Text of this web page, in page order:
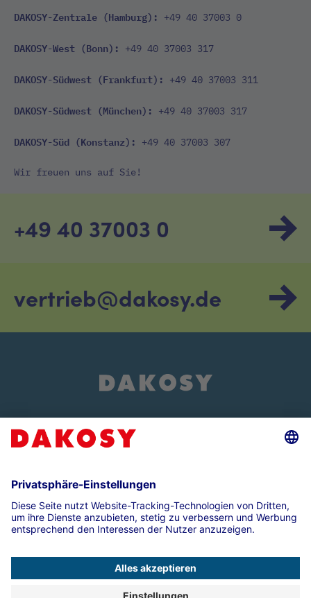
DAKOSY-Zentrale (Hamburg): +49 40 37003 0
DAKOSY-West (Bonn): +49 40 37003 317
DAKOSY-Südwest (Frankfurt): +49 40 37003 311
DAKOSY-Südwest (München): +49 40 37003 317
DAKOSY-Süd (Konstanz): +49 40 37003 307
Wir freuen uns auf Sie!
+49 40 37003 0
vertrieb@dakosy.de
Events und Veranstaltungen
Kontakt Presse Cookie-Einstellungen